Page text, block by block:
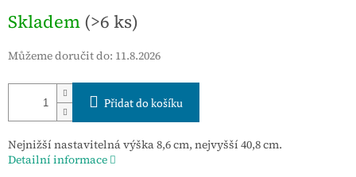
cena:
Skladem (>6 ks)
Můžeme doručit do: 11.8.2026
Přidat do košíku
Nejnižší nastavitelná výška 8,6 cm, nejvyšší 40,8 cm.
Detailní informace